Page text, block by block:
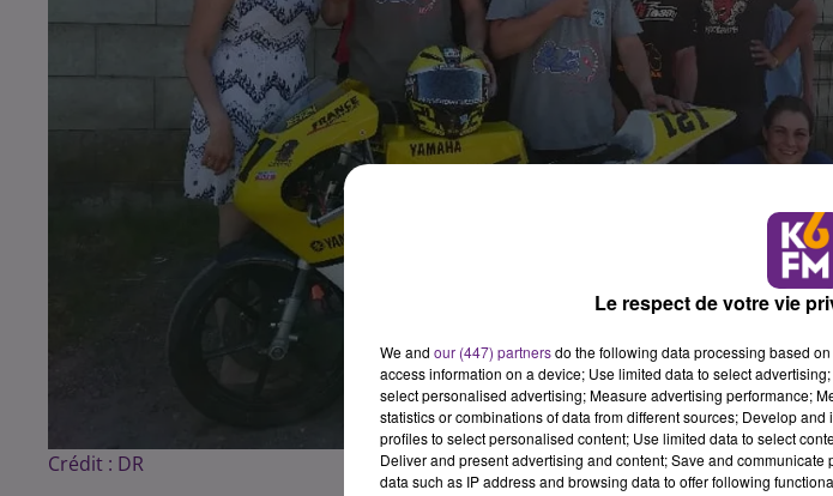
Crédit : DR
Le respect de votre vie
We and our (447) partnersdo the following data processing based
access information on a device; Use limited data to select
select personalised advertising; Measure advertising performance;
statistics or combinations of data from different sources; Develop
profiles to select personalised content; Use limited data to select
Deliver and present advertising and content; Save and
data such as IP address and browsing data to offer following